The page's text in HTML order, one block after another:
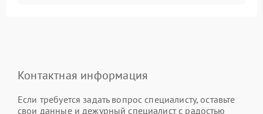
Контактная информация
Если требуется задать вопрос специалисту, оставьте
свои данные и дежурный специалист с радостью